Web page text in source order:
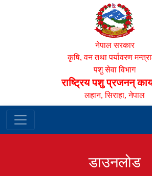
नेपाल सरकार
कृषि, वन तथा पर्यावरण
पशु सेवा विभाग
राष्ट्रिय पशु प्रजनन्
लहान, सिराहा, नेपाल
डाउनलोड